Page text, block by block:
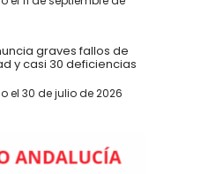
graves fallos de
y casi 30 deficiencias
el 30 de julio de 2026